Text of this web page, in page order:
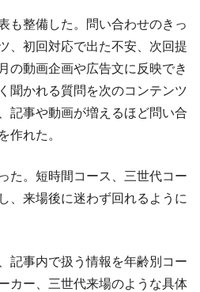
も整備した。問い合わせのきっ
、初回対応で出た不安、次回提
の動画企画や広告文に反映でき
聞かれる質問を次のコンテンツ
記事や動画が増えるほど問い合
作れた。
た。短時間コース、三世代コー
、来場後に迷わず回れるように
記事内で扱う情報を年齢別コー
カー、三世代来場のような具体